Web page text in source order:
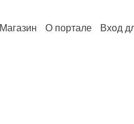
Магазин О портале Вход